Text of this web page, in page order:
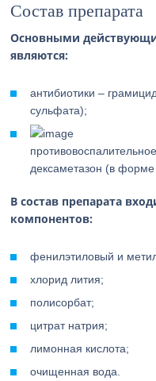
Состав препарата
Основными
являются:
антибиотики –
сульфата);
дексаметазон (в
В состав препарата
компонентов:
фенилэтиловый и
хлорид лития;
полисорбат;
цитрат натрия;
лимонная кислота;
очищенная вода.